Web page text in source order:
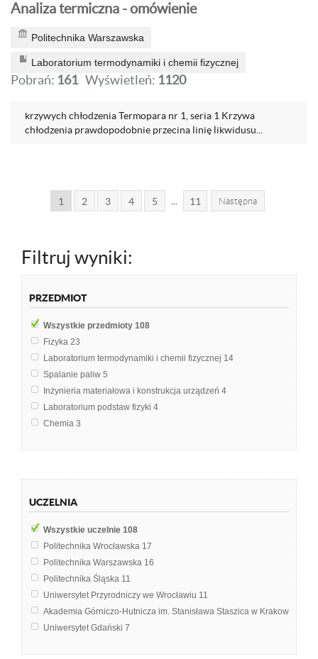
Analiza termiczna - omówienie
Politechnika Warszawska
Laboratorium termodynamiki i chemii fizycznej
Pobrań: 161 Wyświetleń: 1120
krzywych chłodzenia Termopara nr 1, seria 1 Krzywa
chłodzenia prawdopodobnie przecina linię likwidusu...
1 2 3 4 5 11 Następna
Filtruj wyniki:
PRZEDMIOT
Wszystkie przedmioty 108
Fizyka 23
Laboratorium termodynamiki i chemii fizycznej 14
Spalanie paliw 5
Inżynieria materiałowa i konstrukcja urządzeń 4
Laboratorium podstaw fizyki 4
Chemia 3
Egzamin inżynierski
Czujniki i pomiary wielkości nieelektrycznych1
UCZELNIA
Wszystkie uczelnie 108
Politechnika Wrocławska 17
Politechnika Warszawska 16
Politechnika Śląska 11
Uniwersytet Przyrodniczy we Wrocławiu 11
Akademia Górniczo-Hutnicza im. Stanisława Staszica w Krakowie
Uniwersytet Gdański 7